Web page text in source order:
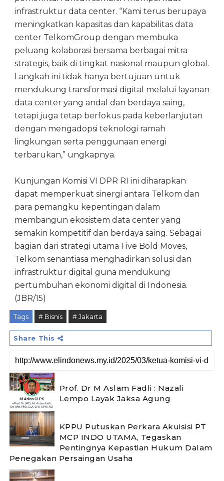
infrastruktur data center. “Kami terus berupaya
meningkatkan kapasitas dan kapabilitas data
center TelkomGroup dengan membuka
peluang kolaborasi bersama berbagai mitra
strategis, baik di tingkat nasional maupun global.
Langkah ini tidak hanya bertujuan untuk
mendukung transformasi digital melalui layanan
data center yang andal dan berdaya saing,
tetapi juga tetap berfokus pada keberlanjutan
dengan mengadopsi teknologi ramah
lingkungan serta penggunaan energi
terbarukan,” ungkapnya.
Kunjungan Komisi VI DPR RI ini diharapkan
dapat memperkuat sinergi antara Telkom dan
para pemangku kepentingan dalam
membangun ekosistem data center yang
semakin kompetitif dan berdaya saing. Sebagai
bagian dari strategi utama Five Bold Moves,
Telkom senantiasa menghadirkan solusi dan
infrastruktur digital guna mendukung
pertumbuhan ekonomi digital di Indonesia.
(JBR/15)
Tags # Bisnis # Jakarta
Share This
Prof. Dr M Aslam Fadli : Nazali
Lempo Layak Jaksa Agung
KPPU Putuskan Perkara Akuisisi PT
MCP INDO UTAMA, Tegaskan
Pentingnya Kepastian Hukum Dalam
Penegakan Persaingan Usaha